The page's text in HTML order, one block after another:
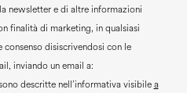
newsletter e di altre informazioni
finalità di marketing, in qualsiasi
disiscrivendosi con le
inviando un email a:
descritte nell’informativa visibilea